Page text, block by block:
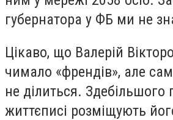
губернатора у ФБ ми не
Цікаво, що Валерій
чимало «френдів», але
не ділиться. Здебільшого
життєписі розміщують